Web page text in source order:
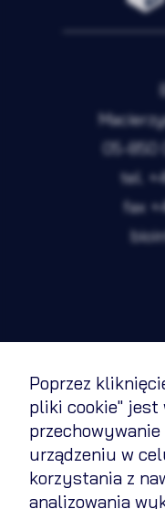
Poprzez
pliki cookie" jest
urządzeniu w
korzystania z
analizowania
Marketing
05-850
tel.
fax